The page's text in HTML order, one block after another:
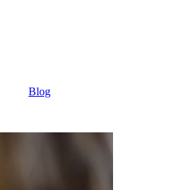
Blog